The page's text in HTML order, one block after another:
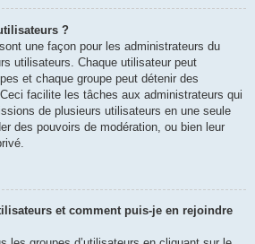
?
une façon pour les administrateurs du
utilisateurs. Chaque utilisateur peut
et chaque groupe peut détenir des
facilite les tâches aux administrateurs qui
de plusieurs utilisateurs en une seule
des pouvoirs de modération, ou bien leur
et comment puis-je en rejoindre